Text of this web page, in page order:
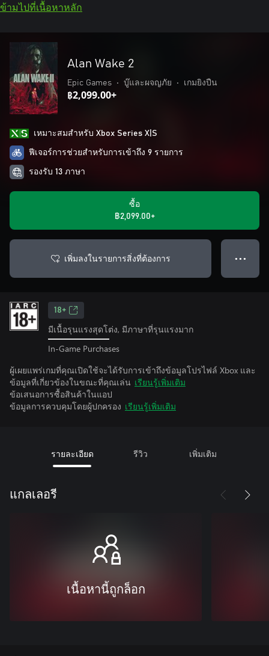
ข้ามไปที่เนื้อหาหลัก
Alan Wake 2
Epic Games • บู๊และผจญภัย • เกมยิงปืน
฿2,099.00+
เหมาะสมสําหรับ Xbox Series X|S
ฟีเจอร์การช่วยสำหรับการเข้าถึง 9 รายการ
รองรับ 13 ภาษา
ซื้อ
฿2,099.00+
เพิ่มลงในรายการสิ่งที่ต้องการ ● ● ●
18+
มีเนื้อรุนแรงสุดโต่ง, มีภาษาที่รุนแรงมาก
In-Game Purchases
ผู้เผยแพร่เกมที่คุณเปิดใช้จะได้รับการเข้าถึงข้อมูลโปรไฟล์ Xbox และ
ข้อมูลที่เกี่ยวข้องในขณะที่คุณเล่น เรียนรู้เพิ่มเติม
ข้อเสนอการซื้อสินค้าในแอป
ข้อมูลการควบคุมโดยผู้ปกครอง เรียนรู้เพิ่มเติม
รายละเอียด รีวิว เพิ่มเติม
แกลเลอรี
เนื้อหานี้ถูกล็อก